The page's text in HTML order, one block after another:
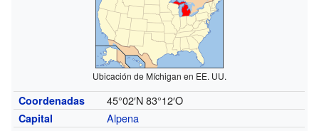
Ubicación de Míchigan en EE. UU.
Coordenadas 45°02′N 83°12′O
Capital Alpena